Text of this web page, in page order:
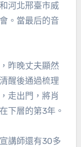
河北邢臺市威
。當最后的音
昨晚丈夫顯然
醒後通過梳理
走出門，將肖
下層的第3年。
講師還有30多